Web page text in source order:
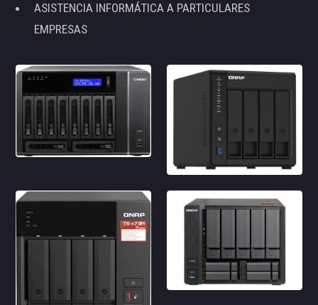
ASISTENCIA INFORMÁTICA A PARTICULARES
EMPRESAS